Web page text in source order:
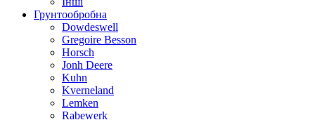
Грунтообробна
Dowdeswell
Gregoire Besson
Horsch
Jonh Deere
Kuhn
Kverneland
Lemken
Rabewerk